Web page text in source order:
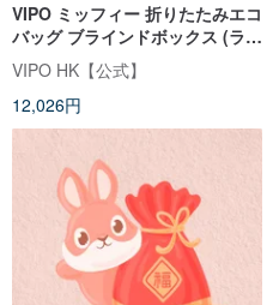
VIPO ミッフィー 折りたたみエコ
バッグ ブラインドボックス (ラン
ダムパッケージ) MIF37566
VIPO HK【公式】
12,026円